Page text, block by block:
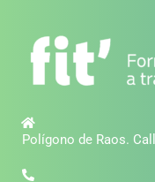
Polígono de Raos.